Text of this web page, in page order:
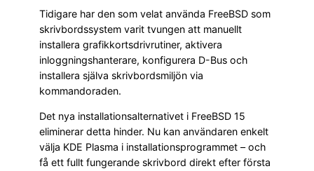
Tidigare har den som velat använda FreeBSD som
skrivbordssystem varit tvungen att manuellt
installera grafikkortsdrivrutiner, aktivera
inloggningshanterare, konfigurera D-Bus och
installera själva skrivbordsmiljön via
kommandoraden.
Det nya installationsalternativet i FreeBSD 15
eliminerar detta hinder. Nu kan användaren enkelt
välja KDE Plasma i installationsprogrammet – och
få ett fullt fungerande skrivbord direkt efter första